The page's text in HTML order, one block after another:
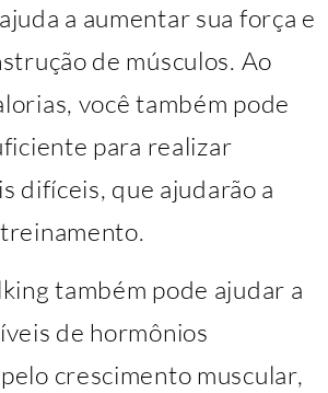
a aumentar sua força e
de músculos. Ao
você também pode
para realizar
difíceis, que ajudarão a
também pode ajudar a
de hormônios
crescimento muscular,